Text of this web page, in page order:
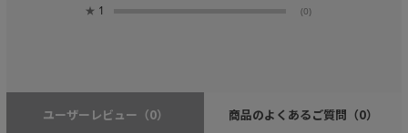
★ 1 (0)
ユーザーレビュー （0） 商品のよくあるご質問 （0）